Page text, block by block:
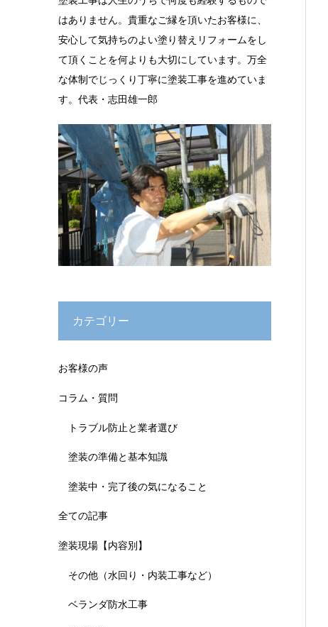
はありません。貴重なご縁を頂いたお客様に、
安心して気持ちのよい塗り替えリフォームをし
て頂くことを何よりも大切にしています。万全
な体制でじっくり丁寧に塗装工事を進めていま
す。代表・志田雄一郎
カテゴリー
お客様の声
コラム・質問
トラブル防止と業者選び
塗装の準備と基本知識
塗装中・完了後の気になること
全ての記事
塗装現場【内容別】
その他（水回り・内装工事など）
ベランダ防水工事